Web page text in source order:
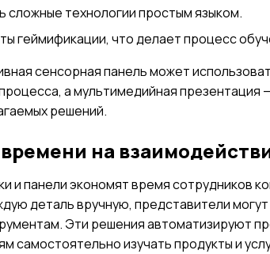
сложные технологии простым языком.
геймификации, что делает процесс
сенсорная панель может
а мультимедийная презентация
решений.
на
и панели экономят время сотрудников
деталь вручную, представители
Эти решения автоматизируют
самостоятельно изучать продукты и